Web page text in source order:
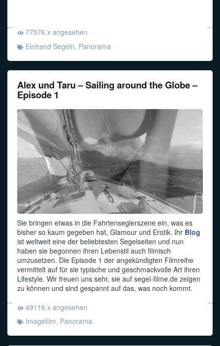
77576 x angesehen
Einhand Segeln, Panorama
Alex und Taru – Sailing around the Globe –
Episode 1
Sie bringen etwas in die Fahrtenseglerszene ein, was es
bisher so kaum gegeben hat, Glamour und Erotik. Ihr Blog
ist weltweit eine der beliebtesten Segelseiten und nun
haben sie begonnen ihren Lebenstil auch filmisch
umzusetzen. Die Episode 1 der angekündigten Filmreihe
vermittelt auf für sie typische und geschmackvolle Art ihren
Lifestyle. Wir freuen uns sehr, sie auf segel-filme.de zeigen
zu können und sind gespannt auf das, was noch kommt.
49116 x angesehen
Imagefilm, Panorama